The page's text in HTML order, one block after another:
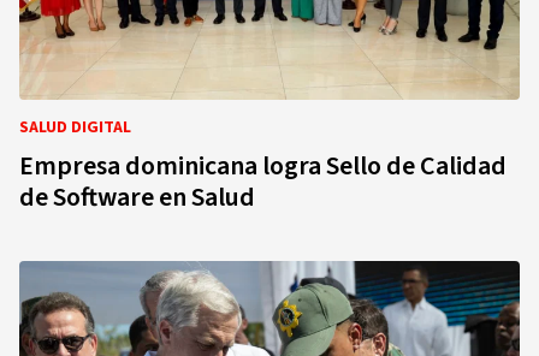
SALUD DIGITAL
Empresa dominicana logra Sello de Calidad
de Software en Salud